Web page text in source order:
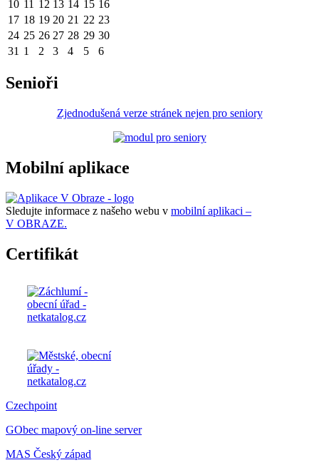
10 11 12 13 14 15 16
17 18 19 20 21 22 23
24 25 26 27 28 29 30
31 1 2 3 4 5 6
Senioři
Zjednodušená verze stránek nejen pro seniory
Mobilní aplikace
Sledujte informace z našeho webu v mobilní aplikaci –
V OBRAZE.
Certifikát
Czechpoint
GObec mapový on-line server
MAS Český západ